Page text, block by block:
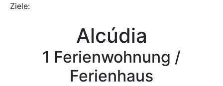
Kamin
Ferienhäuser
Parkplatz (ggf. Gebühr)
Behindertenfreundlich
Ziele:
Alcúdia
1 Ferienwohnung /
Ferienhaus